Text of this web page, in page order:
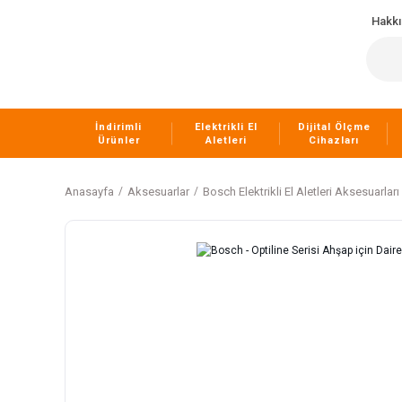
İndirimli
Ürünler
Elektrikli El
Aletleri
Dijital Ölçme
Cihazları
Anasayfa Aksesuarlar Bosch Elektrikli El Aletleri Aksesuarları